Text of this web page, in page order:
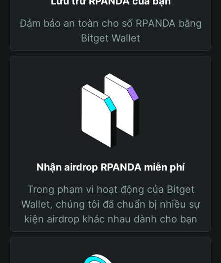
Đảm bảo an toàn cho số RPANDA bằng
Bitget Wallet
Nhận airdrop RPANDA miễn phí
Trong phạm vi hoạt động của Bitget
Wallet, chúng tôi đã chuẩn bị nhiều sự
kiện airdrop khác nhau dành cho bạn